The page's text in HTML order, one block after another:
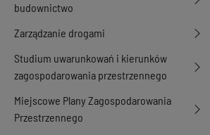
budownictwo
Zarządzanie drogami
Studium uwarunkowań i kierunków
zagospodarowania przestrzennego
Miejscowe Plany Zagospodarowania
Przestrzennego